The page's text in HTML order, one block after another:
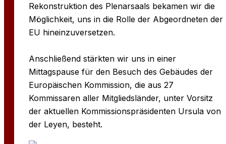
Rekonstruktion des Plenarsaals bekamen wir die
Möglichkeit, uns in die Rolle der Abgeordneten der
EU hineinzuversetzen.
Anschließend stärkten wir uns in einer
Mittagspause für den Besuch des Gebäudes der
Europäischen Kommission, die aus 27
Kommissaren aller Mitgliedsländer, unter Vorsitz
der aktuellen Kommissionspräsidenten Ursula von
der Leyen, besteht.